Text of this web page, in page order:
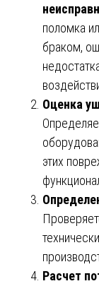
поломка
браком,
Оценка
этих
Расчет